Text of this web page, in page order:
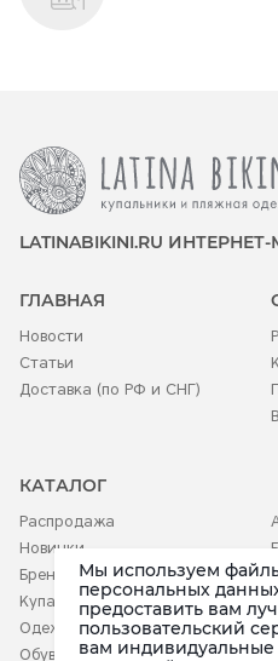
LATINABIKINI.RU
ГЛАВНАЯ
Новости
Статьи
Доставка (по РФ и СНГ)
КАТАЛОГ
Распродажа
Новинки
Бренды
Купальники
Одежда
Обувь
Мы используем
персональных
предоставить вам
пользовательский
вам